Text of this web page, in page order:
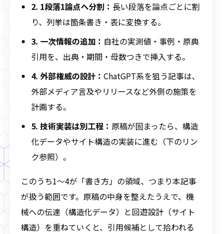
2. 1段落1論点へ分割： 長い段落を論点ごとに割
り、列挙は箇条書き・表に変換する。
3. 一次情報の追加： 自社の実測値・事例・原典
引用を、出典・期間・母数つきで挿入する。
4. 外部権威の設計： ChatGPT系を狙う記事は、
外部メディア言及やリリースなど外側の施策を
計画する。
5. 技術実装は別工程： 原稿が固まったら、構造
化データやサイト構造の実装に進む（下のリン
ク参照）。
このうち1〜4が「書き方」の領域、つまり本記事
が扱う範囲です。原稿の中身を整えたうえで、機
械への伝達（構造化データ）と回遊設計（サイト
構造）を重ねていくと、引用候補として拾われる